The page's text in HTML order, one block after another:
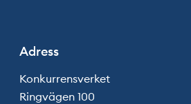
Adress
Konkurrensverket
Ringvägen 100